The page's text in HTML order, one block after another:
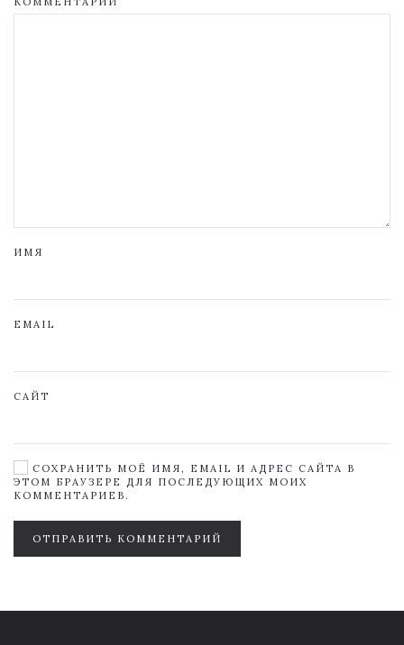
ИМЯ
EMAIL
САЙТ
СОХРАНИТЬ МОЁ ИМЯ, EMAIL И АДРЕС САЙТА В
ЭТОМ БРАУЗЕРЕ ДЛЯ ПОСЛЕДУЮЩИХ МОИХ
КОММЕНТАРИЕВ.
ОТПРАВИТЬ КОММЕНТАРИЙ